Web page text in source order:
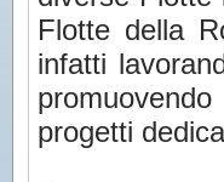
Flotte della
infatti
progetti